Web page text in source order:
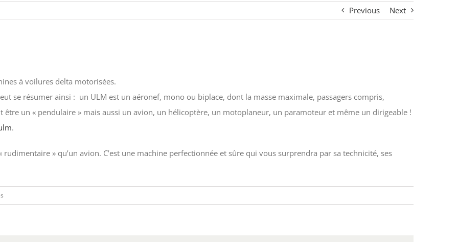
Previous Next
à voilures delta motorisées.
se résumer ainsi : un ULM est un aéronef, mono ou biplace, dont la masse maximale, passagers compris,
être un « pendulaire » mais aussi un avion, un hélicoptère, un motoplaneur, un paramoteur et même un dirigeable !
.
rudimentaire » qu’un avion. C’est une machine perfectionnée et sûre qui vous surprendra par sa technicité, ses
Qu’est-